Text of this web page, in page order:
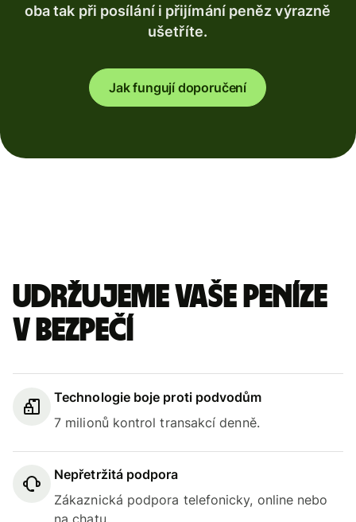
oba tak při posílání i přijímání peněz výrazně
ušetříte.
Jak fungují doporučení
Udržujeme vaše peníze
v bezpečí
Technologie boje proti podvodům
7 milionů kontrol transakcí denně.
Nepřetržitá podpora
Zákaznická podpora telefonicky, online nebo